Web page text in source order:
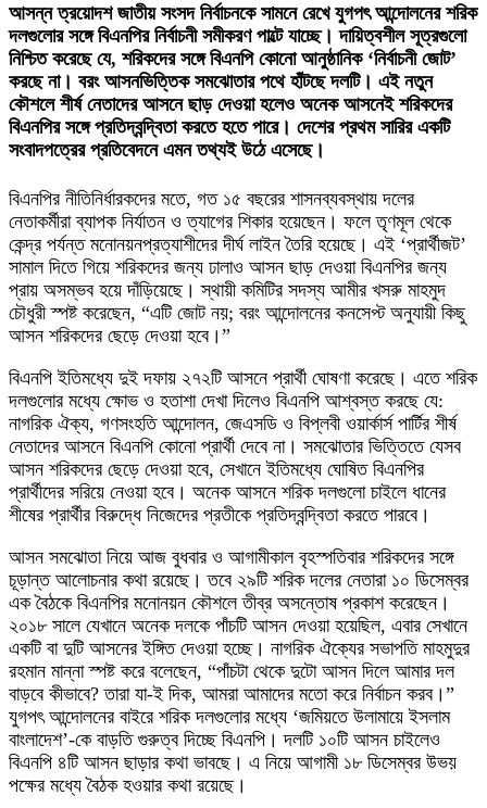
আসন্ন ত্রয়োদশ জাতীয় সংসদ নির্বাচনকে সামনে রেখে যুগপৎ আন্দোলনের শরিক
দলগুলোর সঙ্গে বিএনপির নির্বাচনী সমীকরণ পাল্টে যাচ্ছে। দায়িত্বশীল সূত্রগুলো
নিশ্চিত করেছে যে, শরিকদের সঙ্গে বিএনপি কোনো আনুষ্ঠানিক ‘নির্বাচনী জোট’
করছে না। বরং আসনভিত্তিক সমঝোতার পথে হাঁটছে দলটি। এই নতুন
কৌশলে শীর্ষ নেতাদের আসনে ছাড় দেওয়া হলেও অনেক আসনেই শরিকদের
বিএনপির সঙ্গে প্রতিদ্বন্দ্বিতা করতে হতে পারে। দেশের প্রথম সারির একটি
সংবাদপত্রের প্রতিবেদনে এমন তথ্যই উঠে এসেছে।
বিএনপির নীতিনির্ধারকদের মতে, গত ১৫ বছরের শাসনব্যবস্থায় দলের
নেতাকর্মীরা ব্যাপক নির্যাতন ও ত্যাগের শিকার হয়েছেন। ফলে তৃণমূল থেকে
কেন্দ্র পর্যন্ত মনোনয়নপ্রত্যাশীদের দীর্ঘ লাইন তৈরি হয়েছে। এই ‘প্রার্থীজট’
সামাল দিতে গিয়ে শরিকদের জন্য ঢালাও আসন ছাড় দেওয়া বিএনপির জন্য
প্রায় অসম্ভব হয়ে দাঁড়িয়েছে। স্থায়ী কমিটির সদস্য আমীর খসরু মাহমুদ
চৌধুরী স্পষ্ট করেছেন, “এটি জোট নয়; বরং আন্দোলনের কনসেপ্ট অনুযায়ী কিছু
আসন শরিকদের ছেড়ে দেওয়া হবে।”
বিএনপি ইতিমধ্যে দুই দফায় ২৭২টি আসনে প্রার্থী ঘোষণা করেছে। এতে শরিক
দলগুলোর মধ্যে ক্ষোভ ও হতাশা দেখা দিলেও বিএনপি আশ্বস্ত করছে যে:
নাগরিক ঐক্য, গণসংহতি আন্দোলন, জেএসডি ও বিপ্লবী ওয়ার্কার্স পার্টির শীর্ষ
নেতাদের আসনে বিএনপি কোনো প্রার্থী দেবে না। সমঝোতার ভিত্তিতে যেসব
আসন শরিকদের ছেড়ে দেওয়া হবে, সেখানে ইতিমধ্যে ঘোষিত বিএনপির
প্রার্থীদের সরিয়ে নেওয়া হবে। অনেক আসনে শরিক দলগুলো চাইলে ধানের
শীষের প্রার্থীর বিরুদ্ধে নিজেদের প্রতীকে প্রতিদ্বন্দ্বিতা করতে পারবে।
আসন সমঝোতা নিয়ে আজ বুধবার ও আগামীকাল বৃহস্পতিবার শরিকদের সঙ্গে
চূড়ান্ত আলোচনার কথা রয়েছে। তবে ২৯টি শরিক দলের নেতারা ১০ ডিসেম্বর
এক বৈঠকে বিএনপির মনোনয়ন কৌশলে তীব্র অসন্তোষ প্রকাশ করেছেন।
২০১৮ সালে যেখানে অনেক দলকে পাঁচটি আসন দেওয়া হয়েছিল, এবার সেখানে
একটি বা দুটি আসনের ইঙ্গিত দেওয়া হচ্ছে। নাগরিক ঐক্যের সভাপতি মাহমুদুর
রহমান মান্না স্পষ্ট করে বলেছেন, “পাঁচটা থেকে দুটো আসন দিলে আমার দল
বাড়বে কীভাবে? তারা যা-ই দিক, আমরা আমাদের মতো করে নির্বাচন করব।”
যুগপৎ আন্দোলনের বাইরে শরিক দলগুলোর মধ্যে ‘জমিয়তে উলামায়ে ইসলাম
বাংলাদেশ’-কে বাড়তি গুরুত্ব দিচ্ছে বিএনপি। দলটি ১০টি আসন চাইলেও
বিএনপি ৪টি আসন ছাড়ার কথা ভাবছে। এ নিয়ে আগামী ১৮ ডিসেম্বর উভয়
পক্ষের মধ্যে বৈঠক হওয়ার কথা রয়েছে।